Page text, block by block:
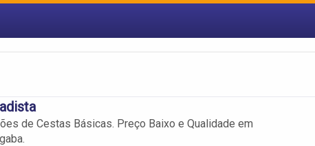
de Cestas Básicas. Preço Baixo e Qualidade em